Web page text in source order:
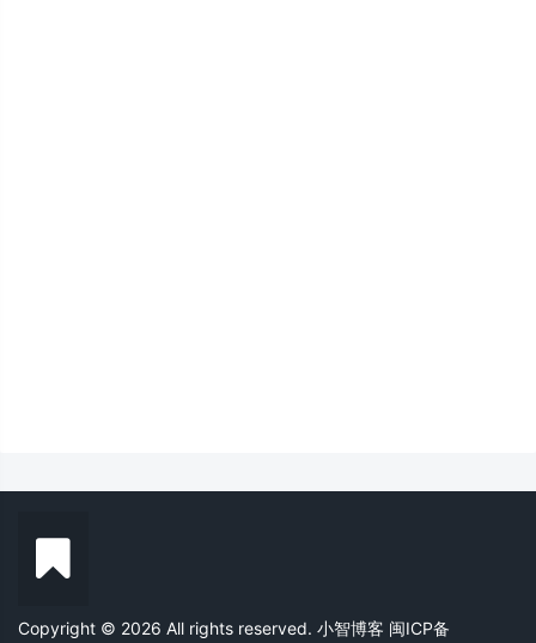
Copyright © 2026 All rights reserved. 小智博客 闽ICP备